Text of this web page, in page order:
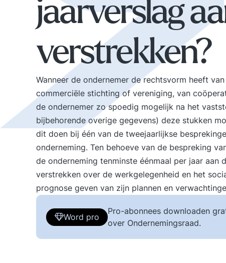
jaarverslag
verstrekken?
Wanneer de ondernemer de rechtsvorm heeft
commerciële stichting of vereniging, van
de ondernemer zo spoedig mogelijk na het
bijbehorende overige gegevens) deze stukken
dit doen bij één van de tweejaarlijkse
onderneming. Ten behoeve van de bespreking
de onderneming tenminste éénmaal per jaar aan
verstrekken over de werkgelegenheid en het
prognose geven van zijn plannen en
Word pro
Pro-abonnees downloaden
over Ondernemingsraad.